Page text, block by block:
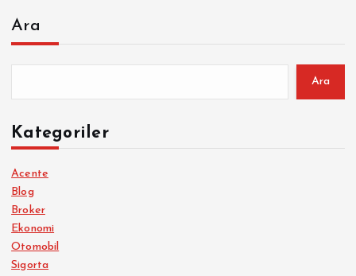
Ara
Ara
Kategoriler
Acente
Blog
Broker
Ekonomi
Otomobil
Sigorta